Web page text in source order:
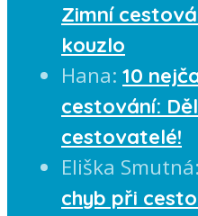
Zimní
kouzlo
Hana: 10
cestování:
cestovatelé!
Eliška Smutná:
chyb při